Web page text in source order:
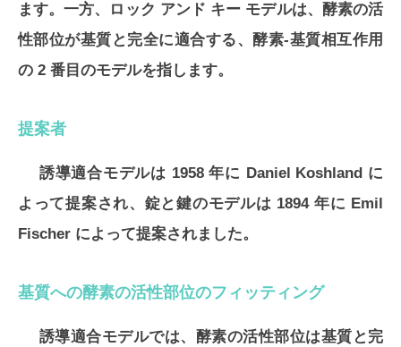
ます。一方、ロック アンド キー モデルは、酵素の活
性部位が基質と完全に適合する、酵素-基質相互作用
の 2 番目のモデルを指します。
提案者
誘導適合モデルは 1958 年に Daniel Koshland に
よって提案され、錠と鍵のモデルは 1894 年に Emil
Fischer によって提案されました。
基質への酵素の活性部位のフィッティング
誘導適合モデルでは、酵素の活性部位は基質と完